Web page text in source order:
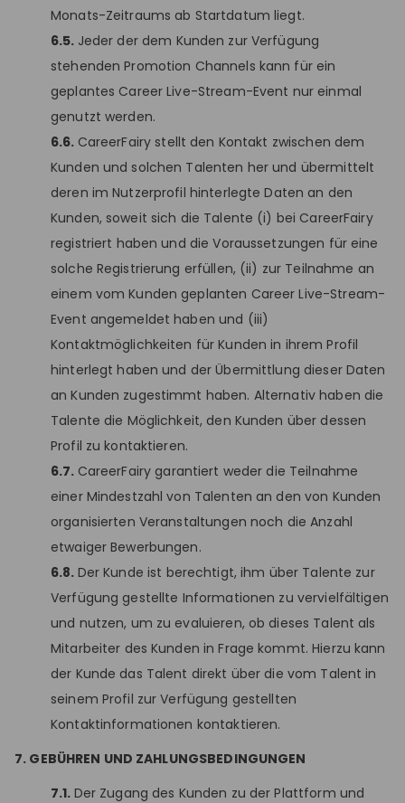
Monats-Zeitraums ab Startdatum liegt.
6.5. Jeder der dem Kunden zur Verfügung
stehenden Promotion Channels kann für ein
geplantes Career Live-Stream-Event nur einmal
genutzt werden.
6.6. CareerFairy stellt den Kontakt zwischen dem
Kunden und solchen Talenten her und übermittelt
deren im Nutzerprofil hinterlegte Daten an den
Kunden, soweit sich die Talente (i) bei CareerFairy
registriert haben und die Voraussetzungen für eine
solche Registrierung erfüllen, (ii) zur Teilnahme an
einem vom Kunden geplanten Career Live-Stream-
Event angemeldet haben und (iii)
Kontaktmöglichkeiten für Kunden in ihrem Profil
hinterlegt haben und der Übermittlung dieser Daten
an Kunden zugestimmt haben. Alternativ haben die
Talente die Möglichkeit, den Kunden über dessen
Profil zu kontaktieren.
6.7. CareerFairy garantiert weder die Teilnahme
einer Mindestzahl von Talenten an den von Kunden
organisierten Veranstaltungen noch die Anzahl
etwaiger Bewerbungen.
6.8. Der Kunde ist berechtigt, ihm über Talente zur
Verfügung gestellte Informationen zu vervielfältigen
und nutzen, um zu evaluieren, ob dieses Talent als
Mitarbeiter des Kunden in Frage kommt. Hierzu kann
der Kunde das Talent direkt über die vom Talent in
seinem Profil zur Verfügung gestellten
Kontaktinformationen kontaktieren.
7. GEBÜHREN UND ZAHLUNGSBEDINGUNGEN
7.1. Der Zugang des Kunden zu der Plattform und